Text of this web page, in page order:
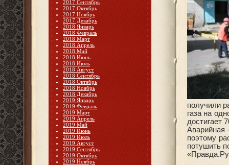
2017 Сентябрь
2017 Октябрь
2017 Ноябрь
2017 Декабрь
2018 Январь
2018 Февраль
2018 Март
2018 Апрель
2018 Май
2018 Июнь
2018 Июль
2018 Август
2018 Сентябрь
2018 Октябрь
2018 Ноябрь
2018 Декабрь
2019 Январь
2019 Февраль
2019 Март
2019 Апрель
2019 Май
2019 Июнь
2019 Июль
2019 Август
2019 Сентябрь
2019 Октябрь
2019 Ноябрь
получили
газа на
достигает
Аварийная
поэтому
потушить